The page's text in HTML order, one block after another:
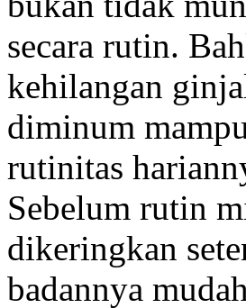
secara rutin.
kehilangan
diminum
rutinitas
Sebelum rutin
dikeringkan
badannya